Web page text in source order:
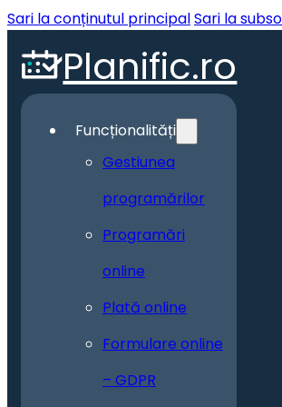
Sari la conținutul principalSari la
Planific.ro
Funcționalități
Gestiunea
programărilor
Programări
online
Plată online
Formulare online
– GDPR